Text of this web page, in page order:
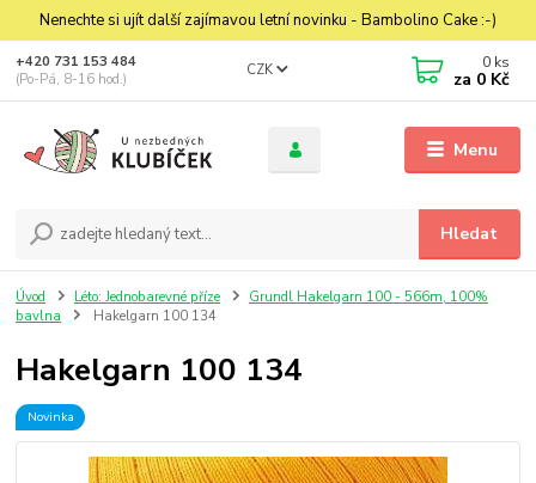
Nenechte si ujít další zajímavou letní novinku - Bambolino Cake :-)
Menu
CZK
Hledat
+420 731 153 484
(Po-Pá, 8-16 hod.)
0 ks
za 0 Kč
Úvod Léto: Jednobarevné příze
Grundl Hakelgarn 100 - 566m, 100%
bavlna
Hakelgarn 100 134
Hakelgarn 100 134
Novinka